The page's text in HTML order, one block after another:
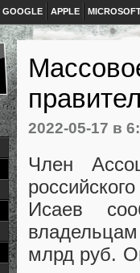
GOOGLE APPLE
2022-05-17 в
Член
Исаев
млрд руб.